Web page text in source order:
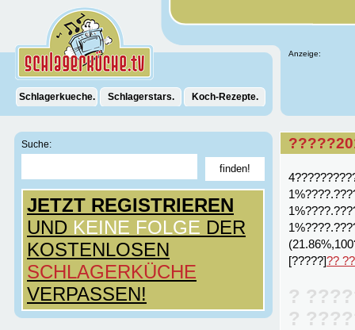
Anzeige:
Schlagerkueche. Schlagerstars. Koch-Rezepte.
Suche:
JETZT REGISTRIEREN
UND KEINE FOLGE DER
KOSTENLOSEN
SCHLAGERKÜCHE
VERPASSEN!
[?????]??
?
?